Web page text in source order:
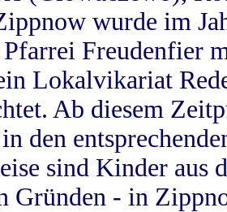
wurde im
Pfarrei Freudenfier
Lokalvikariat
Ab diesem
den
sind Kinder aus
Gründen - in